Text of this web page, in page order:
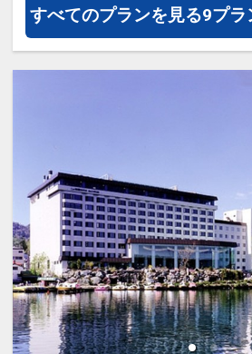
すべてのプランを見る9プラ